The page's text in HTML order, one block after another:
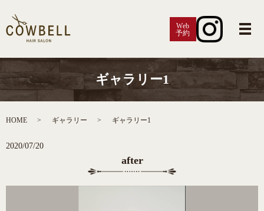
Web
予約
メ
ギャラリー1
HOME ギャラリー ギャラリー1
2020/07/20
after